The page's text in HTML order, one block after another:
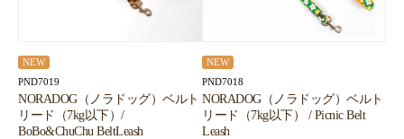
NEW
PND7019
NORADOG（ノラドッグ）ベルト
リード（7kg以下）/
BoBo&ChuChu BeltLeash
NEW
PND7018
NORADOG（ノラドッグ）ベルト
リード（7kg以下） / Picnic Belt
Leash